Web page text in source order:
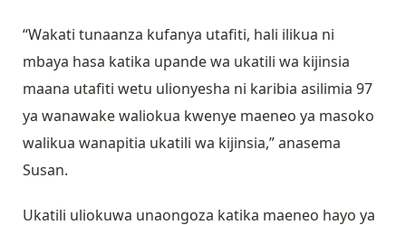
“Wakati tunaanza kufanya utafiti, hali ilikua ni
mbaya hasa katika upande wa ukatili wa kijinsia
maana utafiti wetu ulionyesha ni karibia asilimia 97
ya wanawake waliokua kwenye maeneo ya masoko
walikua wanapitia ukatili wa kijinsia,” anasema
Susan.
Ukatili uliokuwa unaongoza katika maeneo hayo ya